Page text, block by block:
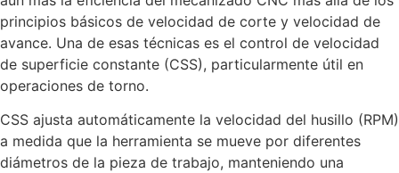
principios básicos de velocidad de corte y velocidad de
avance. Una de esas técnicas es el control de velocidad
de superficie constante (CSS), particularmente útil en
operaciones de torno.
CSS ajusta automáticamente la velocidad del husillo (RPM)
a medida que la herramienta se mueve por diferentes
diámetros de la pieza de trabajo, manteniendo una